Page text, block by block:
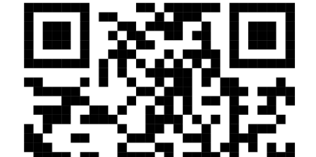
TÍN DỤNG CHÍNH SÁCH XÃ HỘI TIẾP TỤC PHÁT HUY HIỆU QUẢ,
GÓP PHẦN GIẢM NGHÈO BỀN VỮNG VÀ PHÁT TRIỂN KINH TẾ
TẠI XÃ CƯ M’TA
UBND XÃ CƯ M’TA SƠ KẾT THỰC HIỆN NHIỆM VỤ PHÁT TRIỂN
KINH TẾ - XÃ HỘI 6 THÁNG ĐẦU NĂM 2026